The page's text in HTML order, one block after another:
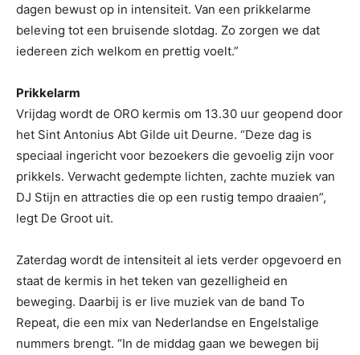
dagen bewust op in intensiteit. Van een prikkelarme
beleving tot een bruisende slotdag. Zo zorgen we dat
iedereen zich welkom en prettig voelt.”
Prikkelarm
Vrijdag wordt de ORO kermis om 13.30 uur geopend door
het Sint Antonius Abt Gilde uit Deurne. “Deze dag is
speciaal ingericht voor bezoekers die gevoelig zijn voor
prikkels. Verwacht gedempte lichten, zachte muziek van
DJ Stijn en attracties die op een rustig tempo draaien”,
legt De Groot uit.
Zaterdag wordt de intensiteit al iets verder opgevoerd en
staat de kermis in het teken van gezelligheid en
beweging. Daarbij is er live muziek van de band To
Repeat, die een mix van Nederlandse en Engelstalige
nummers brengt. “In de middag gaan we bewegen bij